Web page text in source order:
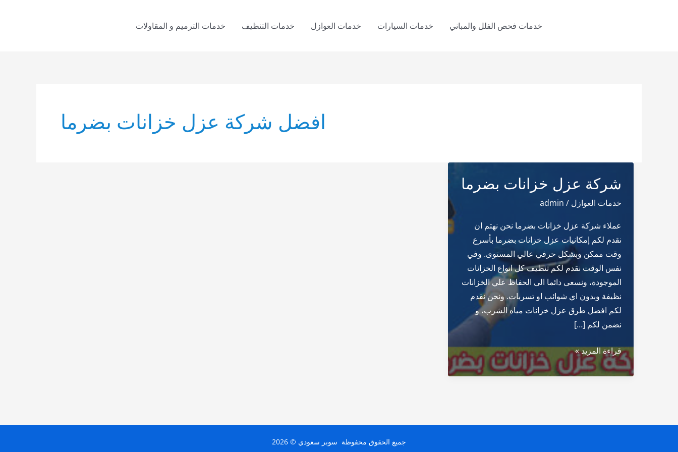
خدمات فحص الفلل والمباني خدمات السيارات خدمات العوازل خدمات التنظيف خدمات الترميم و المقاولات
افضل شركة عزل خزانات بضرما
شركة عزل خزانات بضرما
خدمات العوازل /
admin
عملاء شركة عزل خزانات بضرما نحن نهتم ان
نقدم لكم إمكانيات عزل خزانات بضرما بأسرع
وقت ممكن وبشكل حرفي عالي المستوى. وفي
نفس الوقت نقدم لكم تنظيف كل انواع الخزانات
الموجودة، ونسعى دائما الى الحفاظ علي الخزانات
نظيفة وبدون اي شوائب او تسربات. ونحن نقدم
لكم افضل طرق عزل خزانات مياه الشرب، و
نضمن لكم […]
شركة
عزل
خزانات
قراءة المزيد »
جميع الحقوق محفوظة سوبر سعودي © 2026